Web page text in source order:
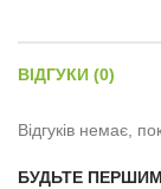
ВІДГУКИ (0)
Відгуків немає,
БУДЬТЕ